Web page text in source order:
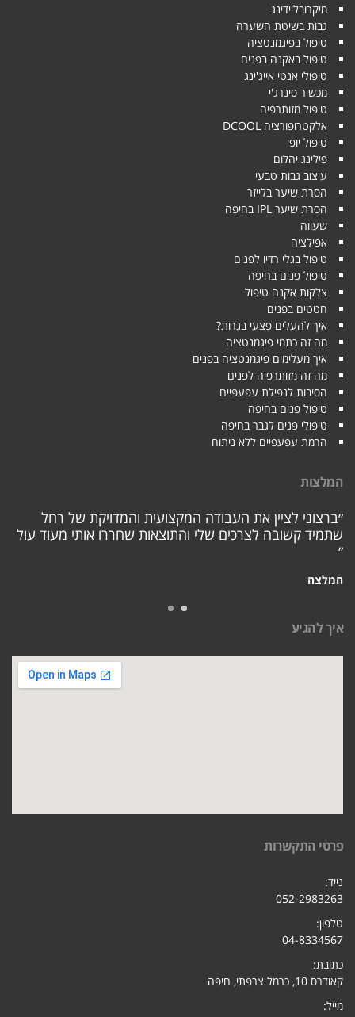
מיקרובליידינג
גבות בשיטת השערה
טיפול בפיגמנטציה
טיפול באקנה בפנים
טיפולי אנטי אייג'ינג
מכשיר סינרג'י
טיפול מזותרפיה
אלקטרופורציה DCOOL
טיפול יופי
פילינג יהלום
עיצוב גבות טבעי
הסרת שיער בלייזר
הסרת שיער IPL בחיפה
שעווה
אפילציה
טיפול בגלי רדיו לפנים
טיפול פנים בחיפה
צלקות אקנה טיפול
חטטים בפנים
איך להעלים פצעי בגרות?
מה זה כתמי פיגמנטציה
איך מעלימים פיגמנטציה בפנים
מה זה מזותרפיה לפנים
הסיבות לנפילת עפעפיים
טיפול פנים בחיפה
טיפולי פנים לגבר בחיפה
הרמת עפעפיים ללא ניתוח
המלצות
״ברצוני לציין את העבודה המקצועית והמדויקת של רחל
שתמיד קשובה לצרכים שלי והתוצאות שחררו אותי מעוד עול
״
המלצה
איך להגיע
פרטי התקשרות
נייד:
052-2983263
טלפון:
04-8334567
כתובת:
קאודרס 10, כרמל צרפתי, חיפ
ה
מייל: